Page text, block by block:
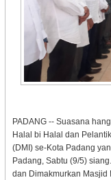
PADANG -- Suasana
Halal bi Halal dan
(DMI) se-Kota Padang
Padang, Sabtu (9/5)
dan Dimakmurkan Masjid